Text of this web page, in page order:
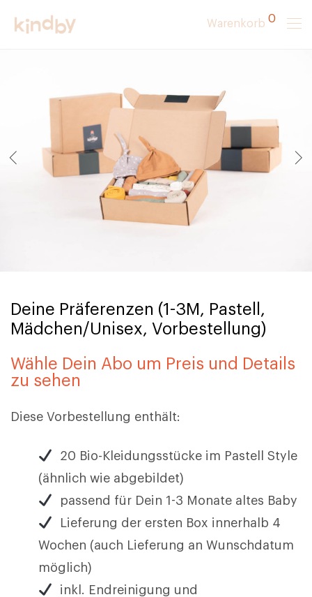
Warenkorb 0
Deine Präferenzen (1-3M, Pastell,
Mädchen/Unisex, Vorbestellung)
Wähle Dein Abo um Preis und Details
zu sehen
Diese Vorbestellung enthält:
20 Bio-Kleidungsstücke im Pastell Style
(ähnlich wie abgebildet)
passend für Dein 1-3 Monate altes Baby
Lieferung der ersten Box innerhalb 4
Wochen (auch Lieferung an Wunschdatum
möglich)
inkl. Endreinigung und